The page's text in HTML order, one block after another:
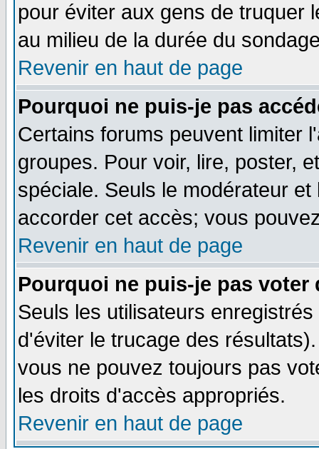
pour éviter aux gens de truquer
au milieu de la durée du
Revenir en haut de page
Pourquoi ne puis-je pas
Certains forums peuvent limiter
groupes. Pour voir, lire, poster,
spéciale. Seuls le modérateur
accorder cet accès; vous
Revenir en haut de page
Pourquoi ne puis-je pas voter
Seuls les utilisateurs
d'éviter le trucage des
vous ne pouvez toujours pas
les droits d'accès appropriés.
Revenir en haut de page